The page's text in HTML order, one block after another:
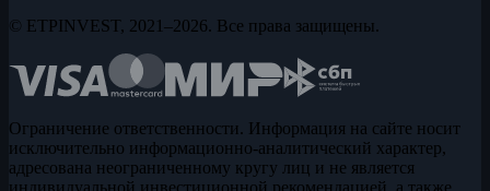
© ETPINVEST, 2021–2026. Все права защищены.
Ограничение ответственности. Информация на сайте носит
исключительно информационно-аналитический характер,
адресована неограниченному кругу лиц и не является